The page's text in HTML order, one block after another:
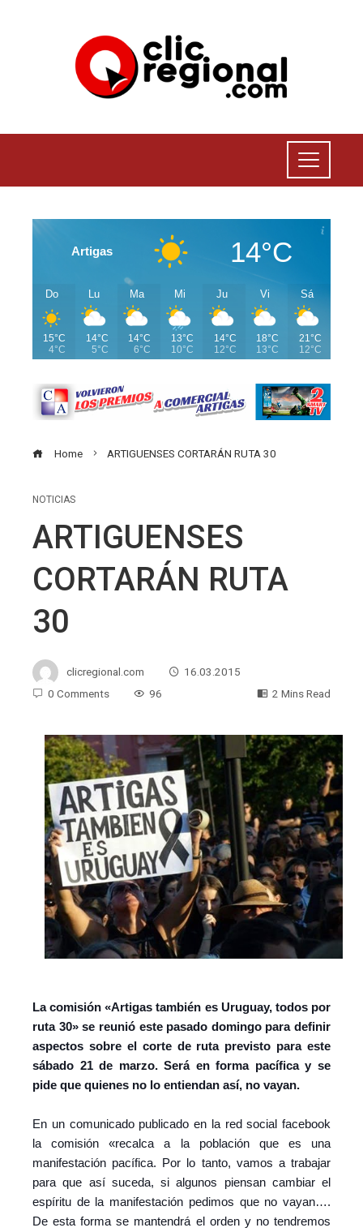
Artigas 14°C
Do
15°C
4°C
Lu
14°C
5°C
Ma
14°C
6°C
Mi
13°C
10°C
Ju
14°C
12°C
Vi
18°C
13°C
Sá
21°C
12°C
Home ARTIGUENSES CORTARÁN RUTA 30
NOTICIAS
ARTIGUENSES
CORTARÁN RUTA
30
clicregional.com
16.03.2015
0 Comments
96 2 Mins Read
La comisión «Artigas también es Uruguay, todos por
ruta 30» se reunió este pasado domingo para definir
aspectos sobre el corte de ruta previsto para este
sábado 21 de marzo. Será en forma pacífica y se
pide que quienes no lo entiendan así, no vayan.
En un comunicado publicado en la red social facebook
la comisión «recalca a la población que es una
manifestación pacífica. Por lo tanto, vamos a trabajar
para que así suceda, si algunos piensan cambiar el
espíritu de la manifestación pedimos que no vayan….
De esta forma se mantendrá el orden y no tendremos